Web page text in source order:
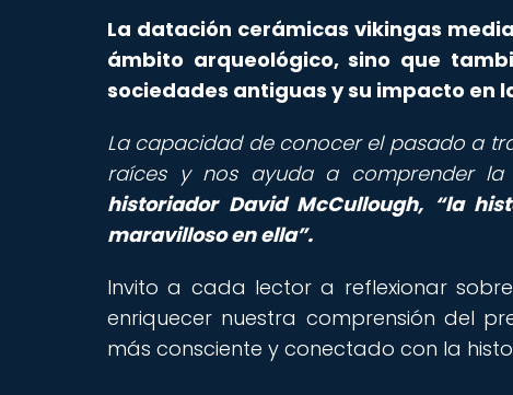
La datación cerámicas vikingas
ámbito arqueológico, sino que
sociedades antiguas y su impacto en
La capacidad de conocer el pasado a
raíces y nos ayuda a comprender
historiador David McCullough,
la
maravilloso en ella .
Invito a cada lector a reflexionar
enriquecer nuestra comprensión del
más consciente y conectado con la